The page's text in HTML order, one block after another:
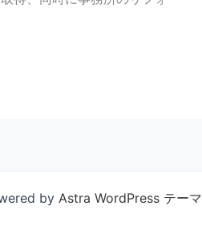
by Astra WordPress テーマ